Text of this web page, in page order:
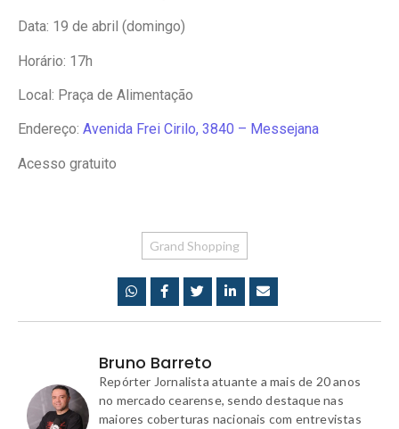
Data: 19 de abril (domingo)
Horário: 17h
Local: Praça de Alimentação
Endereço: Avenida Frei Cirilo, 3840 – Messejana
Acesso gratuito
Grand Shopping
Bruno Barreto
Repórter Jornalista atuante a mais de 20 anos
no mercado cearense, sendo destaque nas
maiores coberturas nacionais com entrevistas